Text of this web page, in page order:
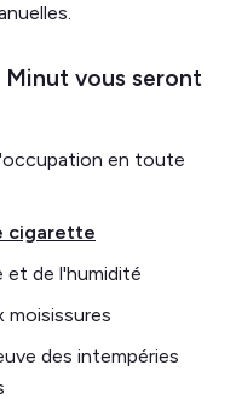
vous seront
en toute
cigarette
et de l'humidité
moisissures
des intempéries